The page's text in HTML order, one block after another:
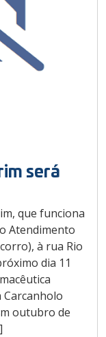
será
que funciona
Atendimento
à rua Rio
dia 11
Carcanholo
outubro de